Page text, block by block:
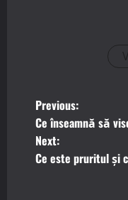
P
o
s
Previous:
Ce înseamnă să
Next:
Ce este pruritul și